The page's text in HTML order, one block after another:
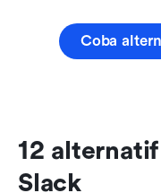
Coba
12
Slack